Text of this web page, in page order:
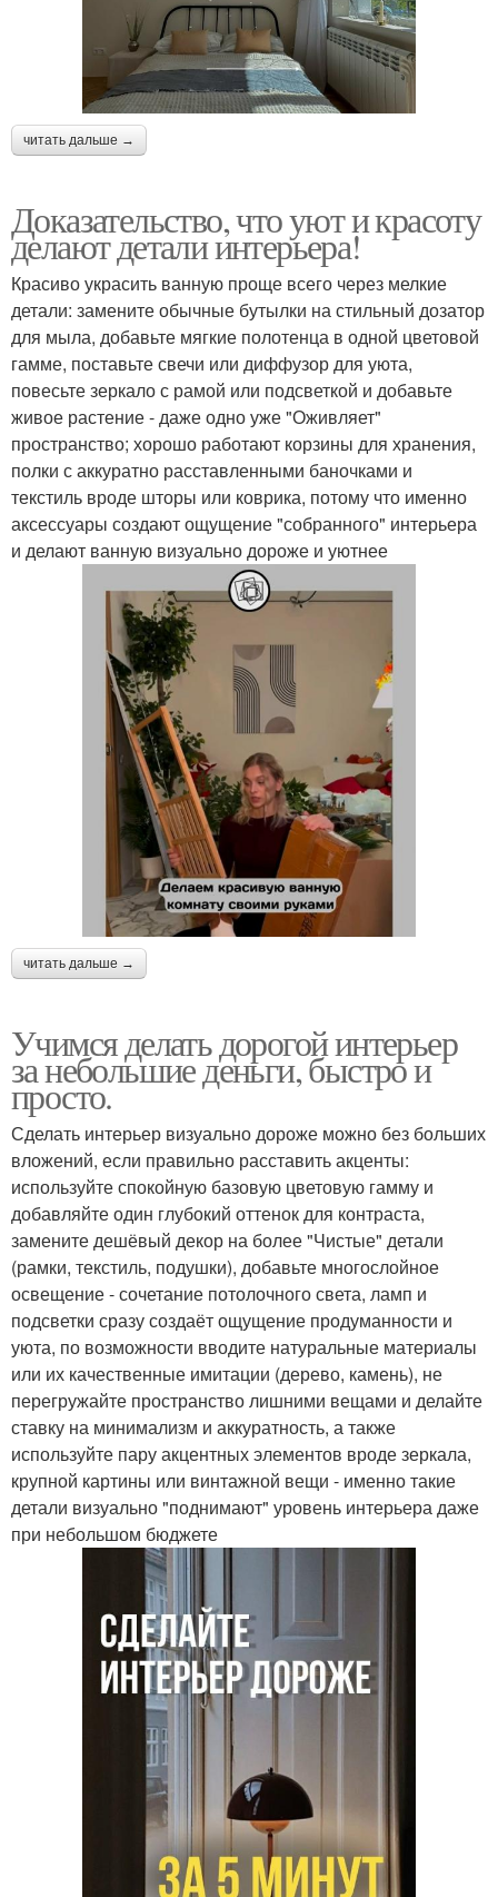
читать дальше →
Доказательство, что уют и красоту
делают детали интерьера!
Красиво украсить ванную проще всего через мелкие
детали: замените обычные бутылки на стильный дозатор
для мыла, добавьте мягкие полотенца в одной цветовой
гамме, поставьте свечи или диффузор для уюта,
повесьте зеркало с рамой или подсветкой и добавьте
живое растение - даже одно уже "Оживляет"
пространство; хорошо работают корзины для хранения,
полки с аккуратно расставленными баночками и
текстиль вроде шторы или коврика, потому что именно
аксессуары создают ощущение "собранного" интерьера
и делают ванную визуально дороже и уютнее
читать дальше →
Учимся делать дорогой интерьер
за небольшие деньги, быстро и
просто.
Сделать интерьер визуально дороже можно без больших
вложений, если правильно расставить акценты:
используйте спокойную базовую цветовую гамму и
добавляйте один глубокий оттенок для контраста,
замените дешёвый декор на более "Чистые" детали
(рамки, текстиль, подушки), добавьте многослойное
освещение - сочетание потолочного света, ламп и
подсветки сразу создаёт ощущение продуманности и
уюта, по возможности вводите натуральные материалы
или их качественные имитации (дерево, камень), не
перегружайте пространство лишними вещами и делайте
ставку на минимализм и аккуратность, а также
используйте пару акцентных элементов вроде зеркала,
крупной картины или винтажной вещи - именно такие
детали визуально "поднимают" уровень интерьера даже
при небольшом бюджете